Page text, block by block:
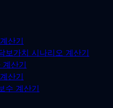
산기
보가치 시나리오 계산기
계산기
산기
수 계산기